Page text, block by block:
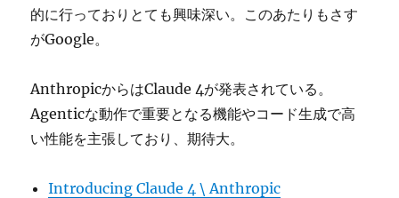
的に行っておりとても興味深い。このあたりもさす
がGoogle。
AnthropicからはClaude 4が発表されている。
Agenticな動作で重要となる機能やコード生成で高
い性能を主張しており、期待大。
Introducing Claude 4 \ Anthropic